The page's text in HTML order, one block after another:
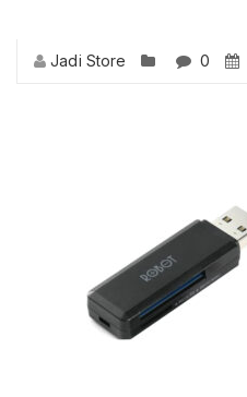
Jadi Store 0